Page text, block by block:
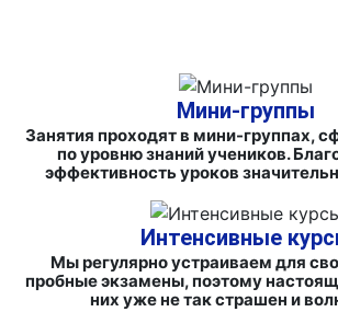
Мини-группы
Занятия проходят в мини-группах,
по уровню знаний учеников.
эффективность уроков
Интенсивные
Мы регулярно устраиваем для
пробные экзамены, поэтому
них уже не так страшен и